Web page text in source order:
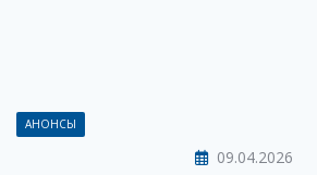
АНОНСЫ
09.04.2026